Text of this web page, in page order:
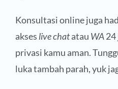
Konsultasi online juga
akses live chatatau WA24
privasi kamu aman.
luka tambah parah, yuk